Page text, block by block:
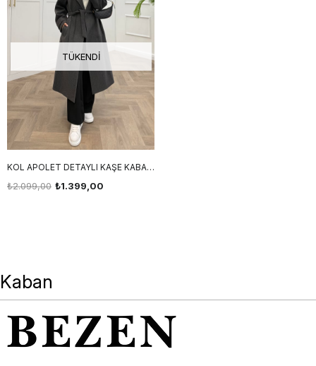
TÜKENDI
KOL APOLET DETAYLI KAŞE KABAN FÜME
₺1.399,00
₺2.099,00
Kaban